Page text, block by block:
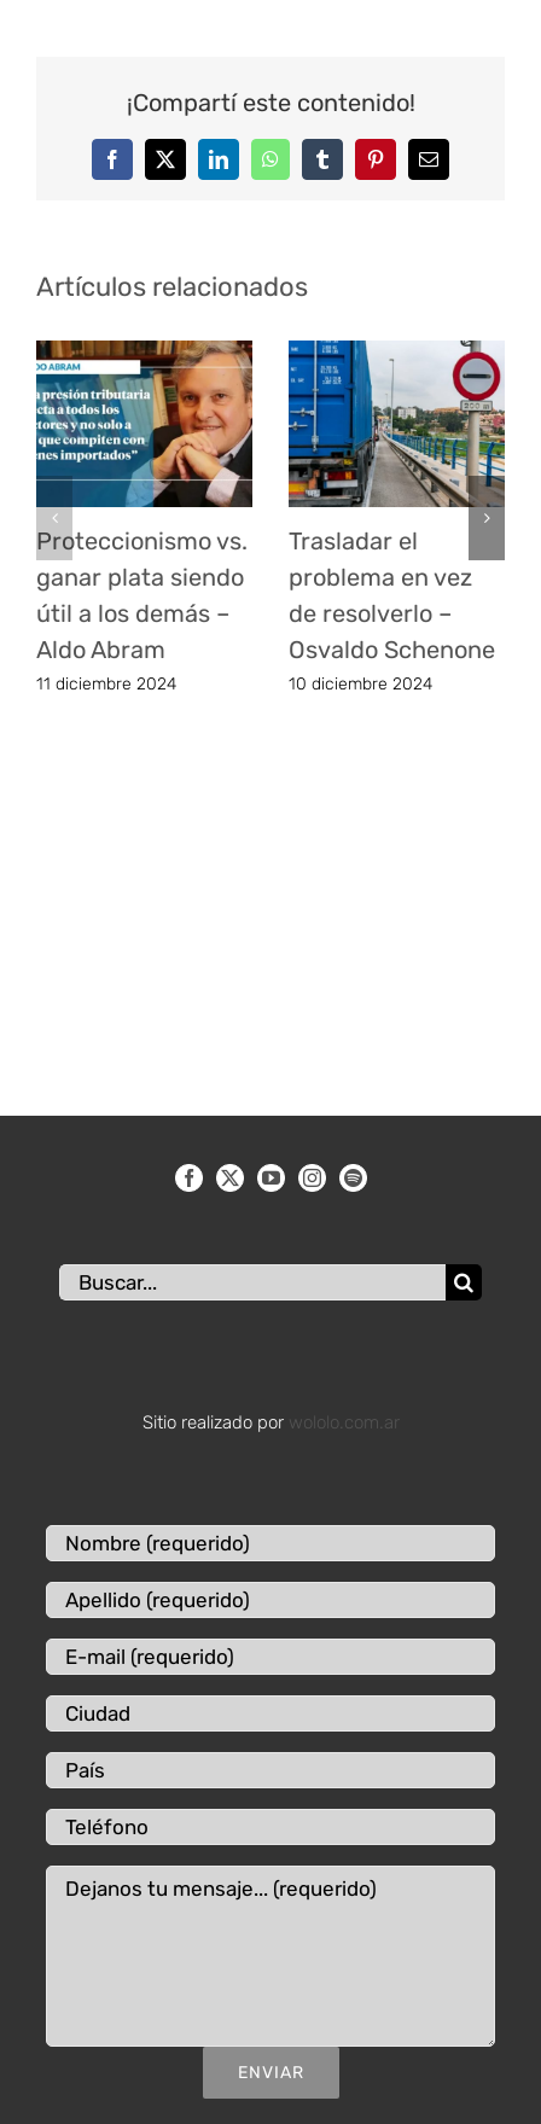
¡Compartí este contenido!
FacebookTwitterLinkedInWhatsAppTumblrPinterestCorreo
electrónico
Artículos relacionados
Proteccionismo vs.
ganar plata siendo
útil a los demás –
Aldo Abram
11 diciembre 2024
Trasladar el
problema en vez
de resolverlo –
Osvaldo Schenone
10 diciembre 2024
Buscar:
Sitio realizado por wololo.com.ar